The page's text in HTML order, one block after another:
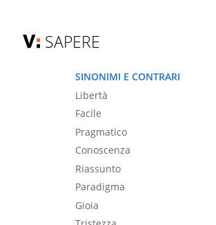
SAPERE
SINONIMI E CONTRARI
Libertà
Facile
Pragmatico
Conoscenza
Riassunto
Paradigma
Gioia